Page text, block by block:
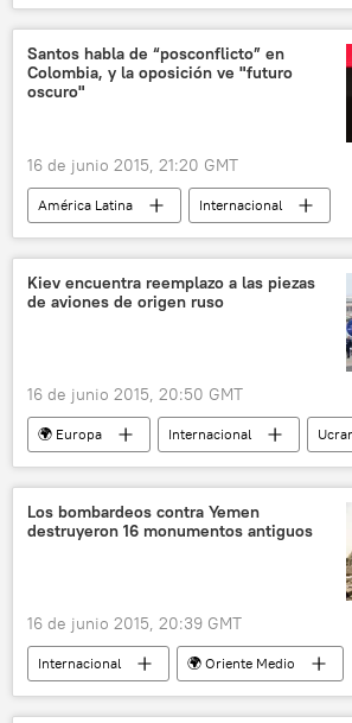
Hernán Larraín
Congreso Nacional de
noticias
Santos habla de “posconflicto” en
Colombia, y la oposición ve "futuro
oscuro"
16 de junio 2015, 21:20 GMT
América Latina
Internacional
Colombia
Juan Manuel Santos
FARC
📰 Proceso de paz en Colombia
noticias
Kiev encuentra reemplazo a las piezas
de aviones de origen ruso
16 de junio 2015, 20:50 GMT
🌍 Europa Internacional
Ruslan Korzh
París Air Show de Le
An-178
noticias
Los bombardeos contra Yemen
destruyeron 16 monumentos antiguos
16 de junio 2015, 20:39 GMT
Internacional
🌍 Oriente Medio
Yemen
Saná
Unesco